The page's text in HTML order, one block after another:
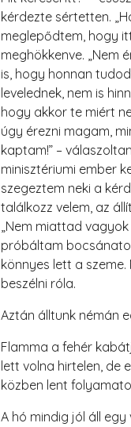
kérdezte sértetten.
meglepődtem, hogy
meghökkenve. „Nem
is, hogy honnan
levelednek, nem is
hogy akkor te miért
úgy érezni magam,
kaptam!” –
minisztériumi ember
szegeztem neki a
találkozz velem, az
„Nem miattad
próbáltam
könnyes lett a
beszélni róla.
Aztán álltunk némán
Flamma a fehér
lett volna hirtelen, de
közben lent
A hó mindig jól áll egy